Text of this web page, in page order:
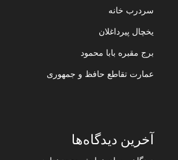
سردرب خانه
یخچال پیرداغلان
برج مقبره بابا محمود
عمارت تقاطع حافظ و جمهوری
آخرین دیدگاه‌ها